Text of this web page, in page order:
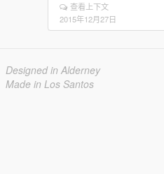
查看上下文
2015年12月27日
Designed in Alderney
Made in Los Santos